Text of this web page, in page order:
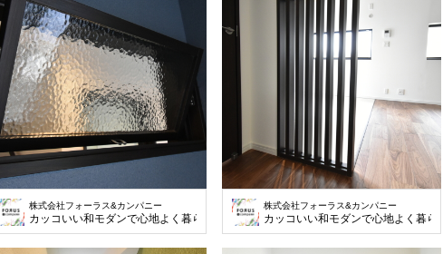
株式会社フォーラス&カンパニー
カッコいい和モダンで心地よく暮らす
株式会社フォーラス&カンパニー
カッコいい和モダンで心地よく暮らす